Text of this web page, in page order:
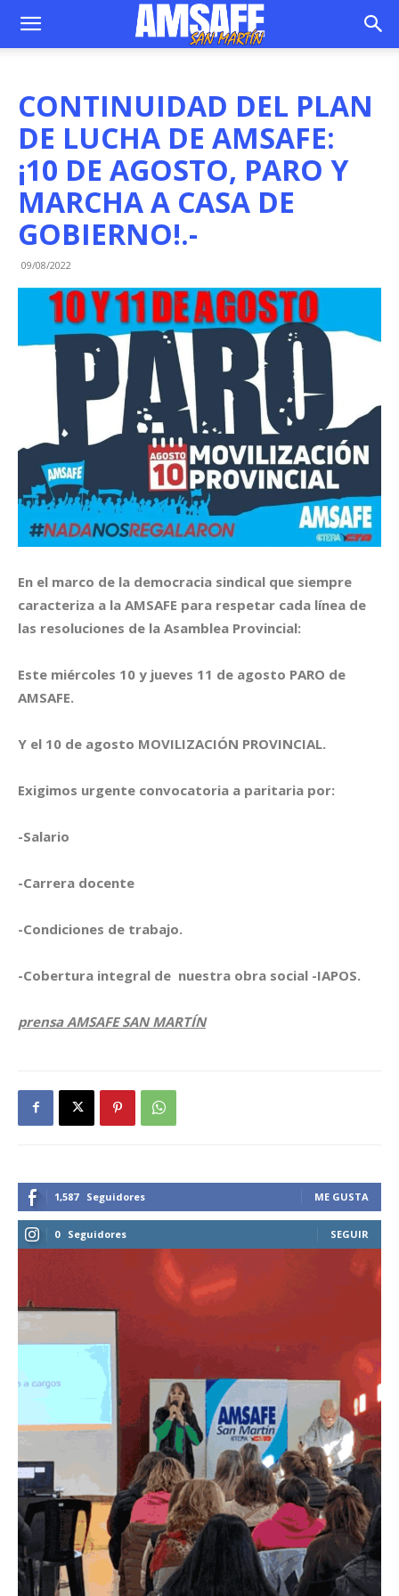
CONTINUIDAD DEL PLAN
DE LUCHA DE AMSAFE:
¡10 DE AGOSTO, PARO Y
MARCHA A CASA DE
GOBIERNO!.-
09/08/2022
En el marco de la democracia sindical que siempre
caracteriza a la AMSAFE para respetar cada línea de
las resoluciones de la Asamblea Provincial:
Este miércoles 10 y jueves 11 de agosto PARO de
AMSAFE.
Y el 10 de agosto MOVILIZACIÓN PROVINCIAL.
Exigimos urgente convocatoria a paritaria por:
-Salario
-Carrera docente
-Condiciones de trabajo.
-Cobertura integral de nuestra obra social -IAPOS.
prensa AMSAFE SAN MARTÍN
1,587 Seguidores ME GUSTA
0 Seguidores SEGUIR